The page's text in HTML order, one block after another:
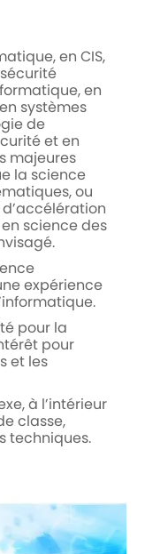
en CIS,
en
systèmes
de
et en
majeures
la science
ou
science des
expérience
pour la
pour
et les
à l’intérieur
classe,
techniques.